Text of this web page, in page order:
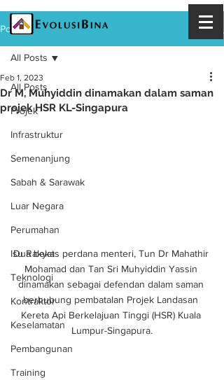
Post
All Posts
Projek
Infrastruktur
Semenanjung
Sabah & Sarawak
Luar Negara
Perumahan
Isu Rakyat
Teknologi
Kontraktor
Keselamatan
Pembangunan
Training
All Posts
Dr M, Muhyiddin dinamakan dalam saman
projek HSR KL-Singapura
Feb 1, 2023
Dua bekas perdana menteri, Tun Dr Mahathir
Mohamad dan Tan Sri Muhyiddin Yassin
dinamakan sebagai defendan dalam saman
berhubung pembatalan Projek Landasan
Kereta Api Berkelajuan Tinggi (HSR) Kuala
Lumpur-Singapura.